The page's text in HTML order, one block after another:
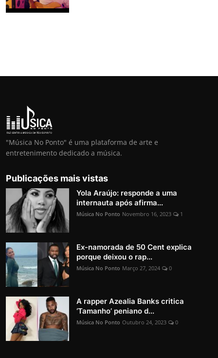
"Música No Ponto" é uma plataforma de arte e
entretenimento dedicado a música.
Publicações mais vistas
Yola Araújo: responde a uma
internauta após afirma...
Música No Ponto Novembro 16, 2023 1
Ex-namorada de 50 Cent explica
porque deixou o rap...
Música No Ponto Março 27, 2024 0
A rapper Azealia Banks critica
‘Tamanho’ peniano d...
Música No Ponto Outubro 24, 2023 0